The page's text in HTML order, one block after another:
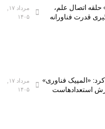
اتصال علم،
قدرت فناورانه
مرداد ۱۷,
۱۴۰۵
«المپیک فناوری»
استعدادهاست
مرداد ۱۷,
۱۴۰۵